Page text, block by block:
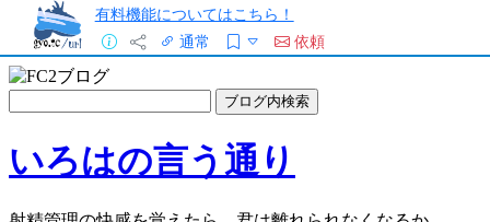
有料機能についてはこちら！
通常
依頼